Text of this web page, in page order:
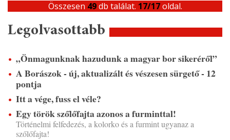
Összesen 49db találat. 17/17oldal.
Legolvasottabb
„Önmagunknak hazudunk a magyar bor sikeréről”
A Borászok - új, aktualizált és vészesen sürgető - 12
pontja
Itt a vége, fuss el véle?
Egy török szőlőfajta azonos a furminttal!
Történelmi felfedezés, a kolorko és a furmint ugyanaz a
szőlőfajta!